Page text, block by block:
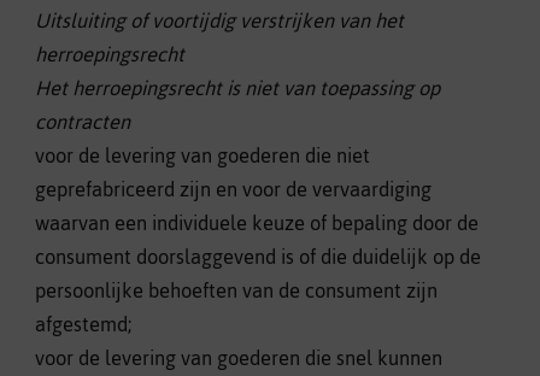
Uitsluiting of voortijdig verstrijken van het
herroepingsrecht
Het herroepingsrecht is niet van toepassing op
contracten
voor de levering van goederen die niet
geprefabriceerd zijn en voor de vervaardiging
waarvan een individuele keuze of bepaling door de
consument doorslaggevend is of die duidelijk op de
persoonlijke behoeften van de consument zijn
afgestemd;
voor de levering van goederen die snel kunnen